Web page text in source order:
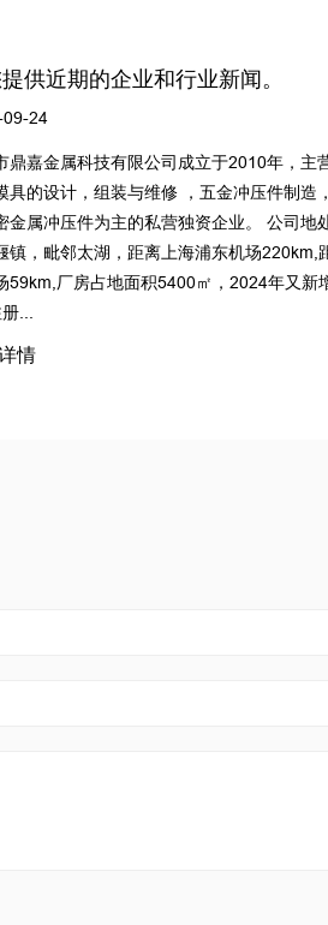
为您提供近期的企业和行业新闻。
2024-09-24
常州市鼎嘉金属科技有限公司成立于2010年
精密模具的设计，组装与维修 ，五金冲压件
产精密金属冲压件为主的私营独资企业。 公
区雪堰镇，毗邻太湖，距离上海浦东机场
际机场59km,厂房占地面积5400㎡，2024年
㎡, 注册...
查看详情